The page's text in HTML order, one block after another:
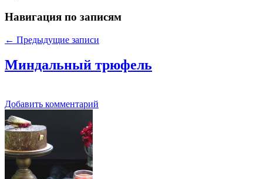
Навигация по записям
← Предыдущие записи
Миндальный трюфель
Добавить комментарий